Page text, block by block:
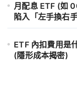
月配息 ETF (如
陷入「左手換右
ETF 內扣費用是
(隱形成本揭密)